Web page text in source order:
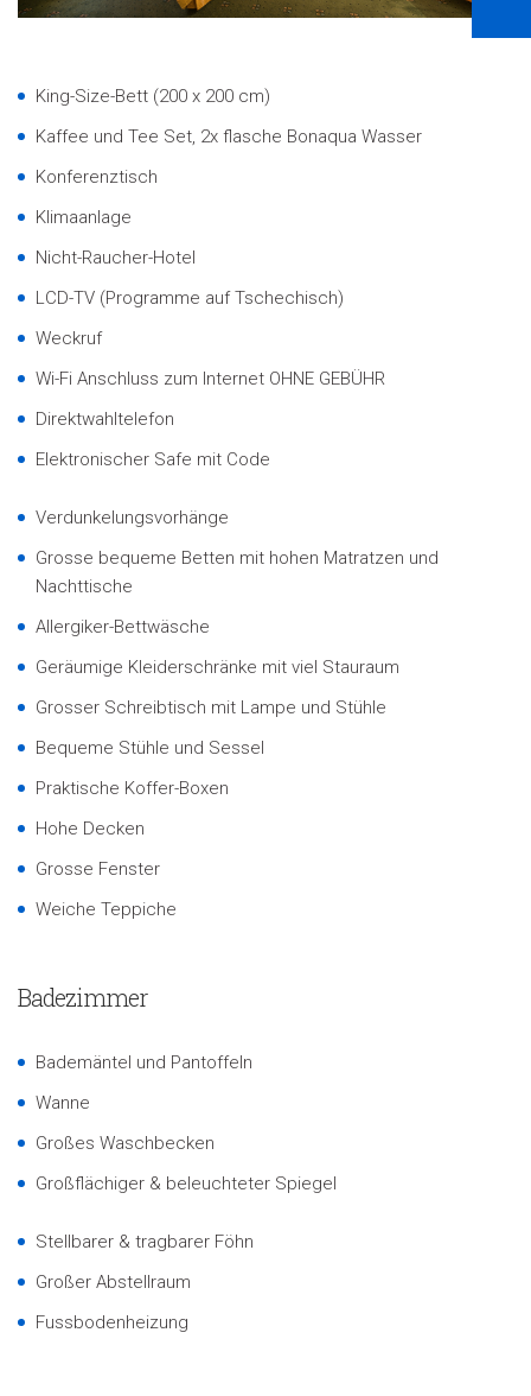
King-Size-Bett (200 x 200 cm)
Kaffee und Tee Set, 2x flasche Bonaqua Wasser
Konferenztisch
Klimaanlage
Nicht-Raucher-Hotel
LCD-TV (Programme auf Tschechisch)
Weckruf
Wi-Fi Anschluss zum Internet OHNE GEBÜHR
Direktwahltelefon
Elektronischer Safe mit Code
Verdunkelungsvorhänge
Grosse bequeme Betten mit hohen Matratzen und
Nachttische
Allergiker-Bettwäsche
Geräumige Kleiderschränke mit viel Stauraum
Grosser Schreibtisch mit Lampe und Stühle
Bequeme Stühle und Sessel
Praktische Koffer-Boxen
Hohe Decken
Grosse Fenster
Weiche Teppiche
Badezimmer
Bademäntel und Pantoffeln
Wanne
Großes Waschbecken
Großflächiger & beleuchteter Spiegel
Stellbarer & tragbarer Föhn
Großer Abstellraum
Fussbodenheizung